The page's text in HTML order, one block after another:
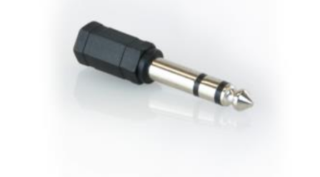
ΑΞΕΣΟΥΑΡ - ΑΝΤΑΛΛΑΚΤΙΚΑ ΚΙΘΑΡΑΣ ΜΠΑΣΟΥ
ΤΕΤΡΑΔΙΑ-DVD-CD